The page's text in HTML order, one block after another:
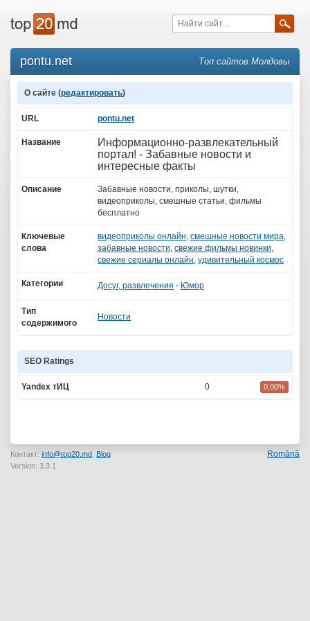
pontu.net Топ сайтов Молдовы
О сайте (редактировать)
URL pontu.net
Название
Информационно-развлекательный
портал! - Забавные новости и
интересные факты
Описание
Забавные новости, приколы, шутки,
видеоприколы, смешные статьи, фильмы
бесплатно
Ключевые
слова
видеоприколы онлайн, смешные новости мира,
забавные новости, свежие фильмы новинки,
свежие сериалы онлайн, удивительный космос
Категории Досуг, развлечения - Юмор
Тип
содержимого
Новости
SEO Ratings
Yandex тИЦ 0 0,00%
Контакт: info@top20.md Blog
Version: 3.3.1
Română